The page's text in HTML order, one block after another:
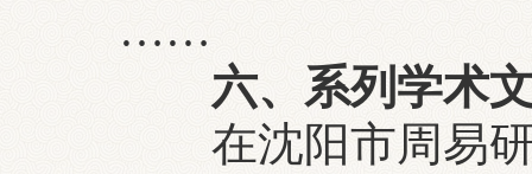
……
六、系列学术
在沈阳市周易研